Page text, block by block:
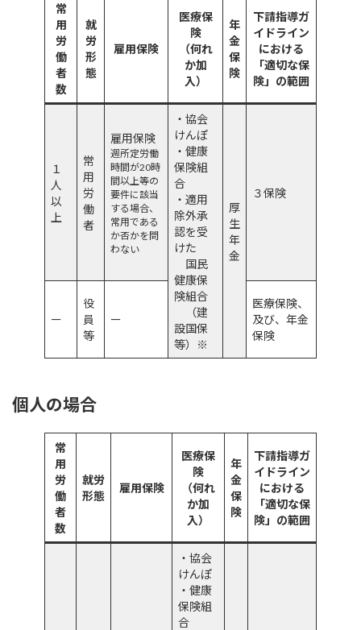
常
用
労
働
者
数
就
労
形
態
雇用保険
医療保
険
（何れ
か加
入）
年
金
保
険
下請指導ガ
イドライン
における
「適切な保
険」の範囲
１
人
以
上
常
用
労
働
者
雇用保険
週所定労働
時間が20時
間以上等の
要件に該当
する場合、
常用である
か否かを問
わない
・協会
けんぽ
・健康
保険組
合
・適用
除外承
認を受
けた
国民
健康保
険組合
（建
設国保
等）※
厚
生
年
金
３保険
ー
役
員
等
ー
医療保険、
及び、年金
保険
個人の場合
常
用
労
働
者
数
就労
形態
雇用保険
医療保
険
（何れ
か加
入）
年
金
保
険
下請指導ガ
イドライン
における
「適切な保
険」の範囲
・協会
けんぽ
・健康
保険組
合